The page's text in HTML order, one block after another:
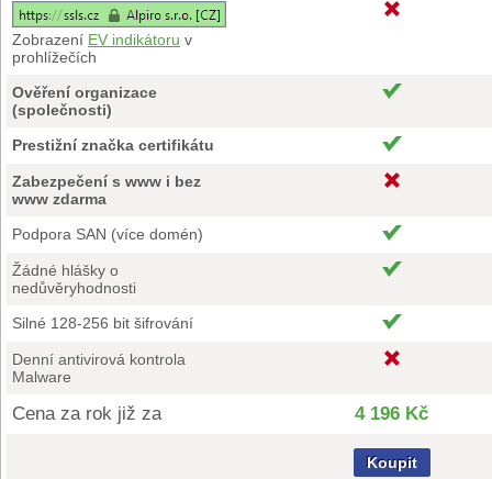
Zobrazení EV indikátoru v
prohlížečích
Ověření organizace
(společnosti)
Prestižní značka certifikátu
Zabezpečení s www i bez
www zdarma
Podpora SAN (více domén)
Žádné hlášky o
nedůvěryhodnosti
Silné 128-256 bit šifrování
Denní antivirová kontrola
Malware
Cena za rok již za 4 196 Kč
Koupit